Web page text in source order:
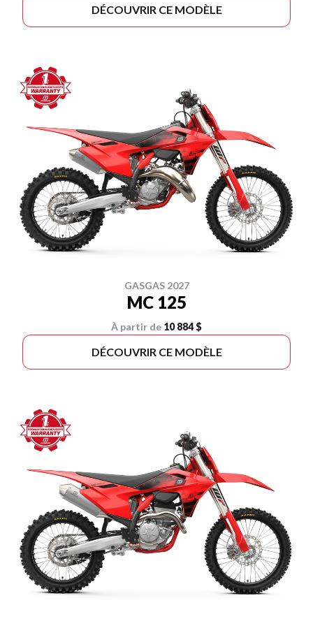
DÉCOUVRIR CE MODÈLE
GASGAS 2027
MC 125
À partir de 10 884 $
DÉCOUVRIR CE MODÈLE